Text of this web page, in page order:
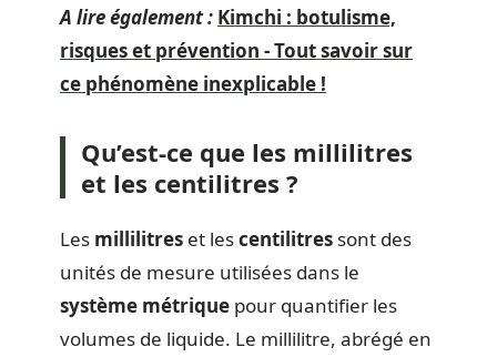
A lire également : Kimchi : botulisme,
risques et prévention - Tout savoir sur
ce phénomène inexplicable !
Qu’est-ce que les millilitres
et les centilitres ?
Les millilitres et lescentilitres sont des
unités de mesure utilisées dans le
système métrique pour quantifier les
volumes de liquide. Le millilitre, abrégé en